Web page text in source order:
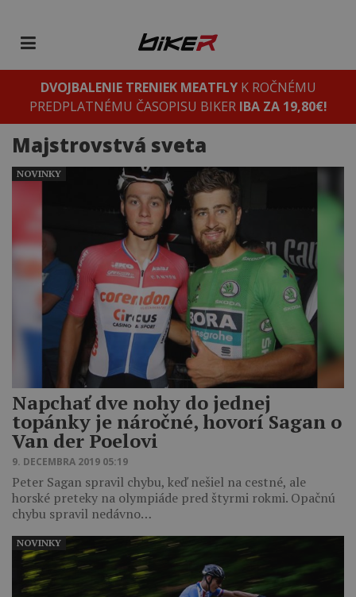
DVOJBALENIE TRENIEK MEATFLYK ROČNÉMU
PREDPLATNÉMU ČASOPISU BIKER IBA ZA 19,80€!
Majstrovstvá sveta
Napchať dve nohy do jednej
topánky je náročné, hovorí Sagan o
Van der Poelovi
9. DECEMBRA 2019 05:19
Peter Sagan spravil chybu, keď nešiel na cestné, ale
horské preteky na olympiáde pred štyrmi rokmi. Opačnú
chybu spravil nedávno…
NOVINKY
NOVINKY